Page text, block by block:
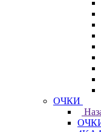
ОЧКИ